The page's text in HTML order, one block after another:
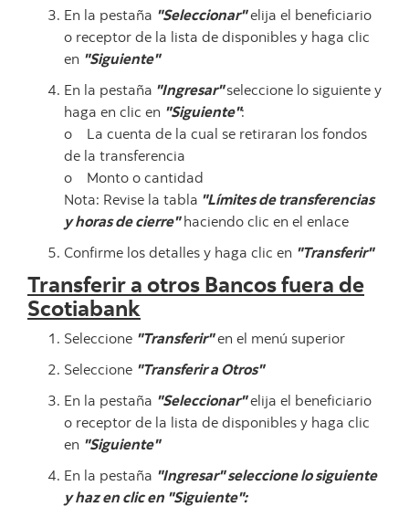
En la pestaña "Seleccionar"elija el beneficiario
o receptor de la lista de disponibles y haga clic
en "Siguiente"
En la pestaña "Ingresar"seleccione lo siguiente y
haga en clic en "Siguiente":
o La cuenta de la cual se retiraran los fondos
de la transferencia
o Monto o cantidad
Nota: Revise la tabla "Límites de transferencias
y horas de cierre"haciendo clic en el enlace
Confirme los detalles y haga clic en "Transferir"
Transferir a otros Bancos fuera de
Scotiabank
Seleccione "Transferir"en el menú superior
Seleccione "Transferir a Otros"
En la pestaña "Seleccionar"elija el beneficiario
o receptor de la lista de disponibles y haga clic
en "Siguiente"
En la pestaña "Ingresar" seleccione lo siguiente
y haz en clic en "Siguiente":